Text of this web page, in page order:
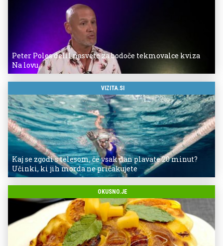
Peter Poles delil nasvete za bodoče tekmovalce kviza
Na lovu
VIZITA.SI
Kaj se zgodi s telesom, če vsak dan plavate 20 minut?
Učinki, ki jih morda ne pričakujete
OKUSNO.JE